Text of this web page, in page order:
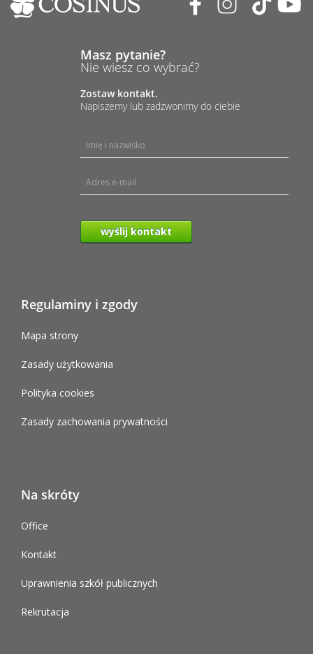
Masz pytanie?
Nie wiesz co wybrać?
Zostaw kontakt.
Napiszemy lub zadzwonimy do ciebie
wyślij kontakt
Regulaminy i zgody
Mapa strony
Zasady użytkowania
Polityka cookies
Zasady zachowania prywatności
Na skróty
Office
Kontakt
Uprawnienia szkół publicznych
Rekrutacja